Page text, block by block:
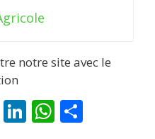
notre site avec le
T Li W